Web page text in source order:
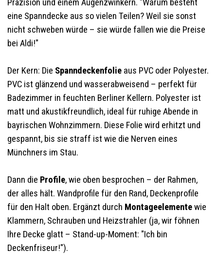
Präzision und einem Augenzwinkern. "Warum besteht
eine Spanndecke aus so vielen Teilen? Weil sie sonst
nicht schweben würde – sie würde fallen wie die Preise
bei Aldi!"
Der Kern: Die Spanndeckenfolie aus PVC oder Polyester.
PVC ist glänzend und wasserabweisend – perfekt für
Badezimmer in feuchten Berliner Kellern. Polyester ist
matt und akustikfreundlich, ideal für ruhige Abende in
bayrischen Wohnzimmern. Diese Folie wird erhitzt und
gespannt, bis sie straff ist wie die Nerven eines
Münchners im Stau.
Dann die Profile, wie oben besprochen – der Rahmen,
der alles hält. Wandprofile für den Rand, Deckenprofile
für den Halt oben. Ergänzt durch Montageelementewie
Klammern, Schrauben und Heizstrahler (ja, wir föhnen
Ihre Decke glatt – Stand-up-Moment: "Ich bin
Deckenfriseur!").